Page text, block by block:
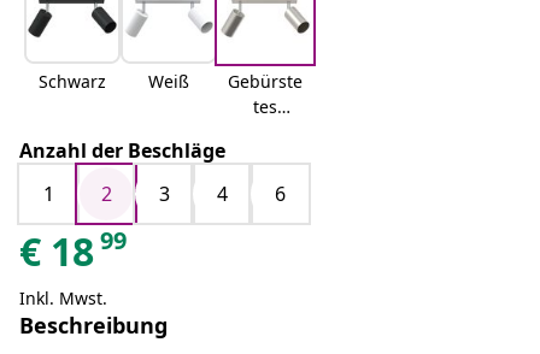
Schwarz Weiß
Gebürste
tes
Anzahl der Beschläge
1
2 3 4 6
€ 1899
Inkl. Mwst.
Beschreibung